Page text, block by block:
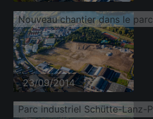
23/09/2014
Parc industriel Schütte-Lanz-